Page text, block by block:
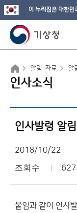
이 누리집은 대한민
알림·자료 알
인사소식
인사발령 알
2018/10/22
조회수
붙임과 같이 인사